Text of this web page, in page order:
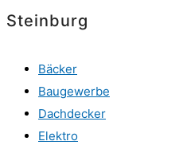
Steinburg
Bäcker
Baugewerbe
Dachdecker
Elektro